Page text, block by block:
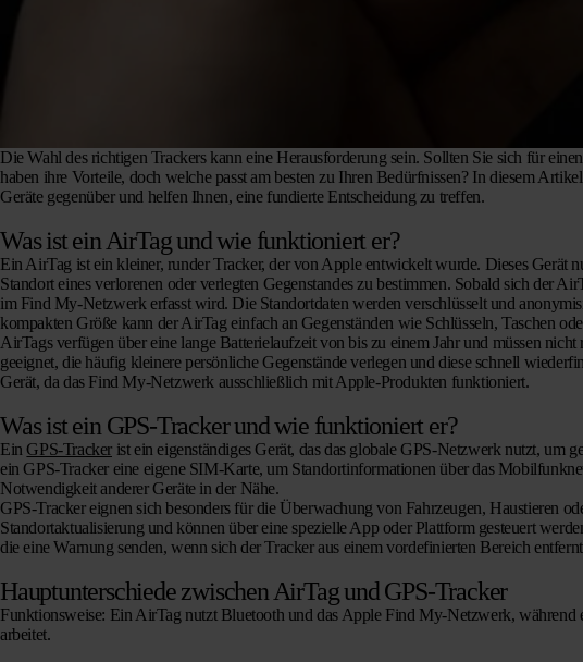
Die Wahl des richtigen Trackers kann eine Herausforderung sein. Sollten Sie sich für
haben ihre Vorteile, doch welche passt am besten zu Ihren Bedürfnissen? In diesem
Geräte gegenüber und helfen Ihnen, eine fundierte Entscheidung zu treffen.
Was ist ein AirTag und wie funktioniert er?
Ein AirTag ist ein kleiner, runder Tracker, der von Apple entwickelt wurde. Dieses
Standort eines verlorenen oder verlegten Gegenstandes zu bestimmen. Sobald sich der
im Find My-Netzwerk erfasst wird. Die Standortdaten werden verschlüsselt und
kompakten Größe kann der AirTag einfach an Gegenständen wie Schlüsseln, Taschen
AirTags verfügen über eine lange Batterielaufzeit von bis zu einem Jahr und müssen
geeignet, die häufig kleinere persönliche Gegenstände verlegen und diese schnell
Gerät, da das Find My-Netzwerk ausschließlich mit Apple-Produkten funktioniert.
Was ist ein GPS-Tracker und wie funktioniert er?
Ein GPS-Tracker ist ein eigenständiges Gerät, das das globale GPS-Netzwerk nutzt, um
ein GPS-Tracker eine eigene SIM-Karte, um Standortinformationen über das
Notwendigkeit anderer Geräte in der Nähe.
GPS-Tracker eignen sich besonders für die Überwachung von Fahrzeugen, Haustieren
Standortaktualisierung und können über eine spezielle App oder Plattform gesteuert
die eine Warnung senden, wenn sich der Tracker aus einem vordefinierten Bereich
Hauptunterschiede zwischen AirTag und GPS-Tracker
Funktionsweise: Ein AirTag nutzt Bluetooth und das Apple Find My-Netzwerk, während
arbeitet.